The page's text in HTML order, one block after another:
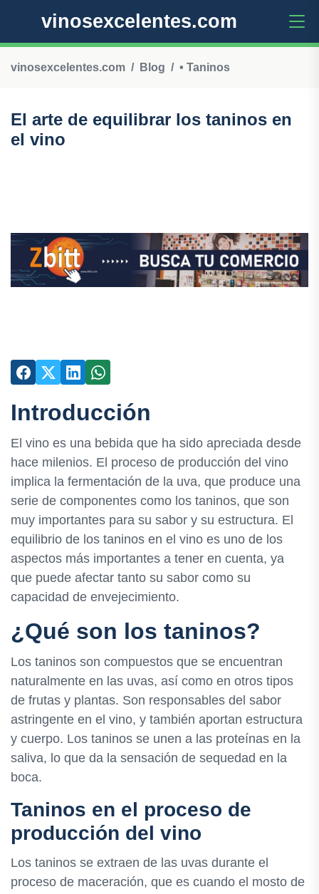
vinosexcelentes.com
vinosexcelentes.com Blog • Taninos
El arte de equilibrar los taninos en
el vino
Introducción
El vino es una bebida que ha sido apreciada desde
hace milenios. El proceso de producción del vino
implica la fermentación de la uva, que produce una
serie de componentes como los taninos, que son
muy importantes para su sabor y su estructura. El
equilibrio de los taninos en el vino es uno de los
aspectos más importantes a tener en cuenta, ya
que puede afectar tanto su sabor como su
capacidad de envejecimiento.
¿Qué son los taninos?
Los taninos son compuestos que se encuentran
naturalmente en las uvas, así como en otros tipos
de frutas y plantas. Son responsables del sabor
astringente en el vino, y también aportan estructura
y cuerpo. Los taninos se unen a las proteínas en la
saliva, lo que da la sensación de sequedad en la
boca.
Taninos en el proceso de
producción del vino
Los taninos se extraen de las uvas durante el
proceso de maceración, que es cuando el mosto de